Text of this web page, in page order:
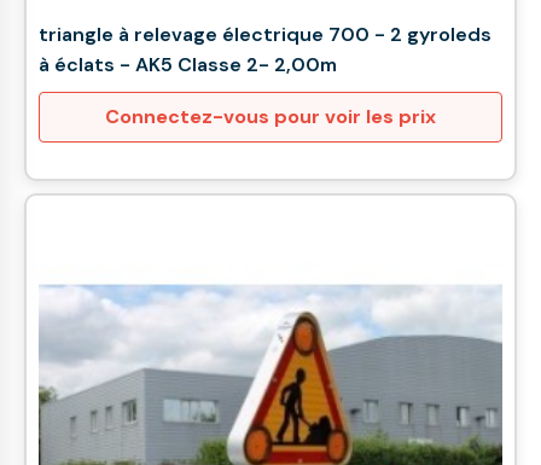
triangle à relevage électrique 700 - 2 gyroleds
à éclats - AK5 Classe 2- 2,00m
Connectez-vous pour voir les prix